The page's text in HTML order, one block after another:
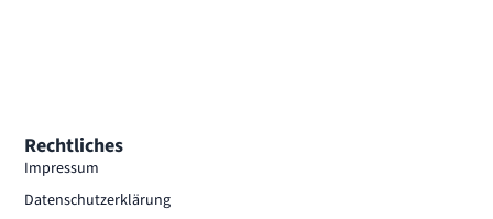
Rechtliches
Impressum
Datenschutzerklärung